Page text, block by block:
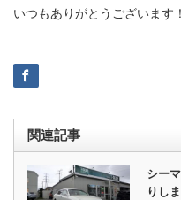
いつもありがとうございます
関連記事
シー
りし